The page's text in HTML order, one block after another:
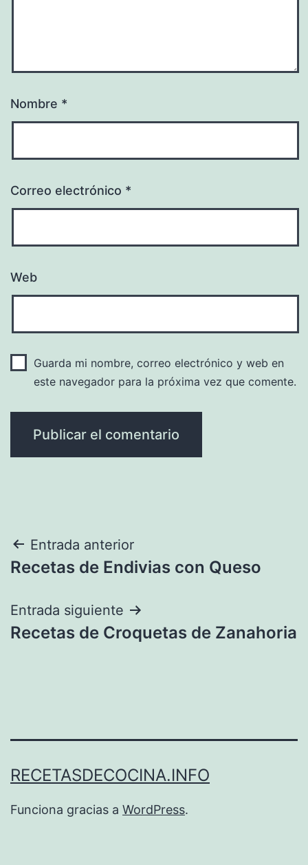
Nombre *
Correo electrónico *
Web
Guarda mi nombre, correo electrónico y web en
este navegador para la próxima vez que comente.
Navegación
de
entradas
Entrada anterior
Recetas de Endivias con Queso
Entrada siguiente
Recetas de Croquetas de Zanahoria
RECETASDECOCINA.INFO
Funciona gracias a WordPress.